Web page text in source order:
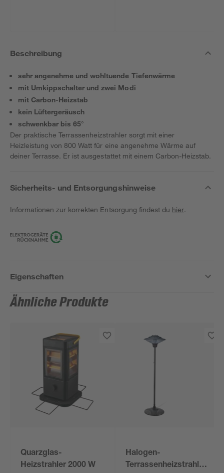
Beschreibung
sehr angenehme und wohltuende Tiefenwärme
mit Umkippschalter und zwei Modi
mit Carbon-Heizstab
kein Lüftergeräusch
schwenkbar bis 65°
Der praktische Terrassenheizstrahler sorgt mit einer
Heizleistung von 800 Watt für eine angenehme Wärme auf
deiner Terrasse. Er ist ausgestattet mit einem Carbon-Heizstab.
Sicherheits- und Entsorgungshinweise
Informationen zur korrekten Entsorgung findest du hier.
Eigenschaften
Ähnliche Produkte
Quarzglas-
Heizstrahler 2000 W
Halogen-
Terrassenheizstrahler